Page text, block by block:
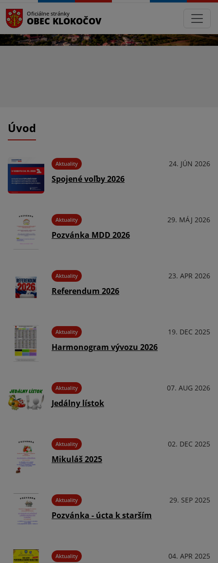
Oficiálne stránky
OBEC KLOKOČOV
Úvod
Aktuality 24. JÚN 2026
Spojené voľby 2026
Aktuality 29. MÁJ 2026
Pozvánka MDD 2026
Aktuality 23. APR 2026
Referendum 2026
Aktuality 19. DEC 2025
Harmonogram vývozu 2026
Aktuality 07. AUG 2026
Jedálny lístok
Aktuality 02. DEC 2025
Mikuláš 2025
Aktuality 29. SEP 2025
Pozvánka - úcta k starším
Aktuality 04. APR 2025